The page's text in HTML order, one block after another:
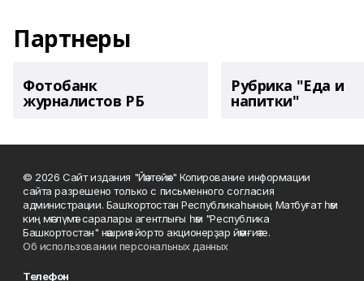
Партнеры
Фотобанк
журналистов РБ
Рубрика "Еда и
напитки"
© 2026 Сайт издания "Йәнтөйәк" Копирование информации
сайта разрешено только с письменного согласия
администрации. Башҡортостан Республикаһының Матбуғат һәм
киң мәғлүмәт саралары агентлығы һәм "Республика
Башкортостан" нәшриәт йорто акционерҙар йәмғиәте.
Об использовании персональных данных
Телефон